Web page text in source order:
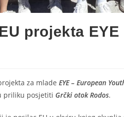
projekta
za mlade EYE – European
priliku posjetiti Grčki otok Rodos.